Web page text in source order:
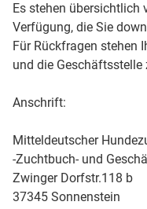
Es stehen übersichtlich
Verfügung, die Sie
Für Rückfragen stehen
und die Geschäftsstelle
Anschrift:
Mitteldeutscher
-Zuchtbuch- und
Zwinger Dorfstr.118 b
37345 Sonnenstein